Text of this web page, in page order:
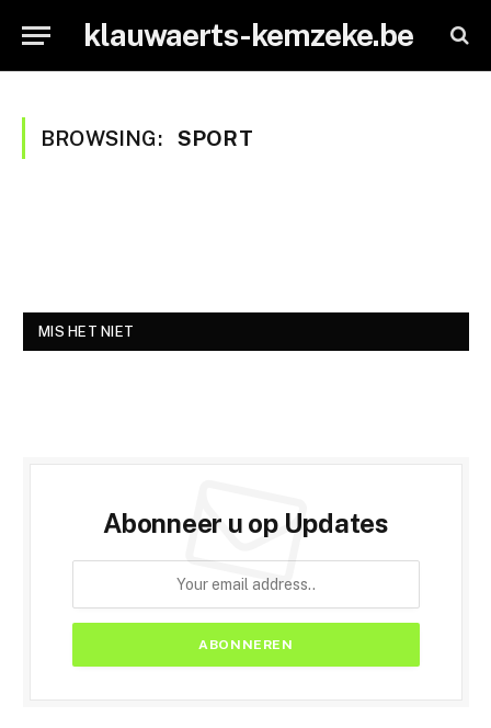
klauwaerts-kemzeke.be
BROWSING: SPORT
MIS HET NIET
Abonneer u op Updates